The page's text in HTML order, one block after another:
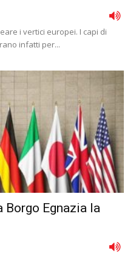
i vertici europei. I capi di
infatti per...
Borgo Egnazia la